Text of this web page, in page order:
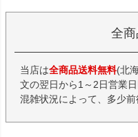
全
当店は全商品送料無料(北
文の翌日から1～2日営業
混雑状況によって、多少前